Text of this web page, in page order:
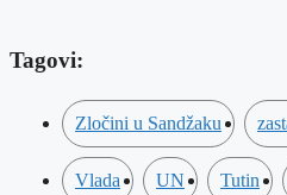
Tagovi:
Zločini u Sandžaku
Vlada UN Tutin